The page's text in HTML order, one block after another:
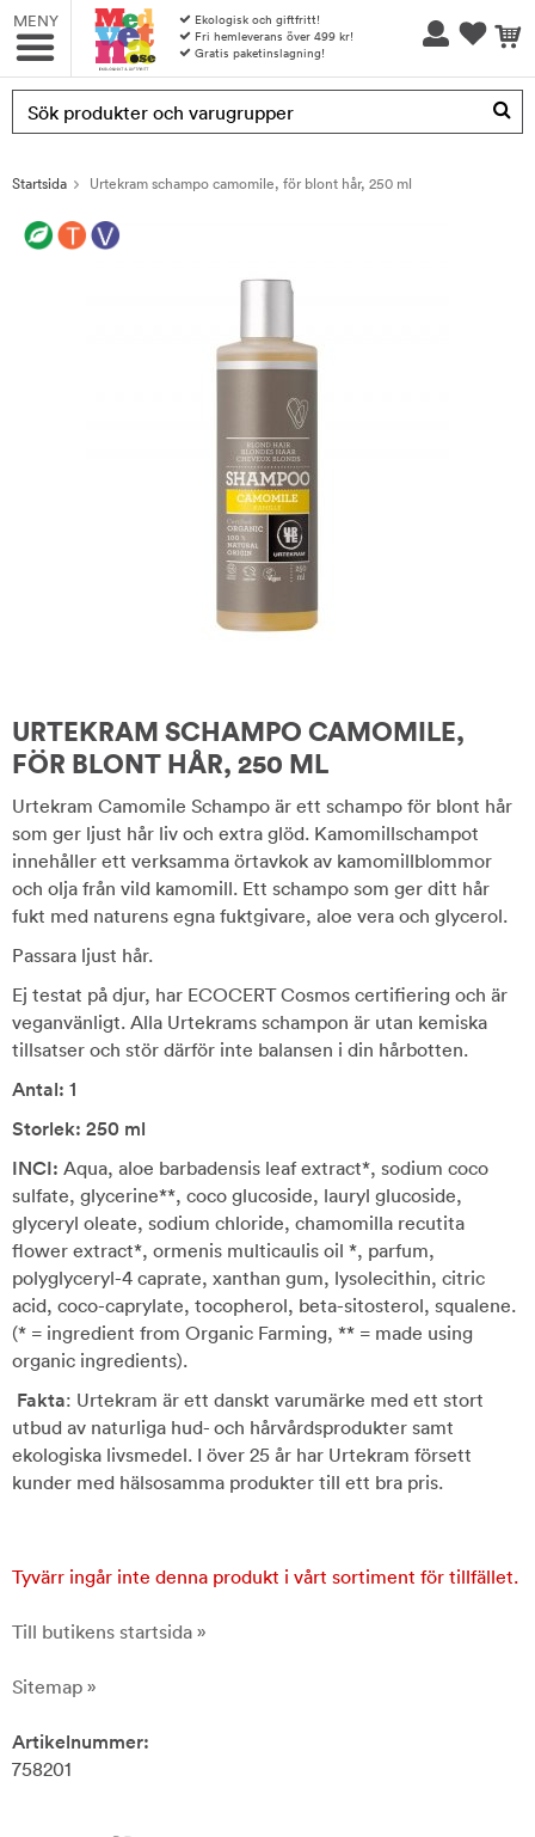
MENY
Ekologisk och giftfritt!
Fri hemleverans över 499 kr!
Gratis paketinslagning!
Produkten har blivit tillagd i varukorgen
Startsida Urtekram schampo camomile, för blont hår, 250 ml
URTEKRAM SCHAMPO CAMOMILE,
FÖR BLONT HÅR, 250 ML
Urtekram Camomile Schampo är ett schampo för blont hår
som ger ljust hår liv och extra glöd. Kamomillschampot
innehåller ett verksamma örtavkok av kamomillblommor
och olja från vild kamomill. Ett schampo som ger ditt hår
fukt med naturens egna fuktgivare, aloe vera och glycerol.
Passara ljust hår.
Ej testat på djur, har ECOCERT Cosmos certifiering och är
veganvänligt. Alla Urtekrams schampon är utan kemiska
tillsatser och stör därför inte balansen i din hårbotten.
Antal: 1
Storlek: 250 ml
INCI: Aqua, aloe barbadensis leaf extract*, sodium coco
sulfate, glycerine**, coco glucoside, lauryl glucoside,
glyceryl oleate, sodium chloride, chamomilla recutita
flower extract*, ormenis multicaulis oil *, parfum,
polyglyceryl-4 caprate, xanthan gum, lysolecithin, citric
acid, coco-caprylate, tocopherol, beta-sitosterol, squalene.
(* = ingredient from Organic Farming, ** = made using
organic ingredients).
Fakta: Urtekram är ett danskt varumärke med ett stort
utbud av naturliga hud- och hårvårdsprodukter samt
ekologiska livsmedel. I över 25 år har Urtekram försett
kunder med hälsosamma produkter till ett bra pris.
Tyvärr ingår inte denna produkt i vårt sortiment för tillfället.
Till butikens startsida »
Sitemap »
Artikelnummer:
758201